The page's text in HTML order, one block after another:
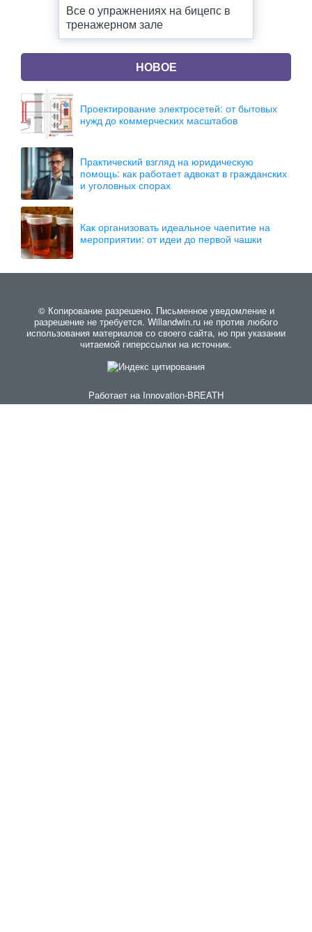
Все о упражнениях на бицепс в
тренажерном зале
НОВОЕ
Проектирование электросетей: от бытовых
нужд до коммерческих масштабов
Практический взгляд на юридическую
помощь: как работает адвокат в гражданских
и уголовных спорах
Как организовать идеальное чаепитие на
мероприятии: от идеи до первой чашки
© Копирование разрешено. Письменное уведомление и
разрешение не требуется. Willandwin.ru не против любого
использования материалов со своего сайта, но при указании
читаемой гиперссылки на источник.
Работает на Innovation-BREATH